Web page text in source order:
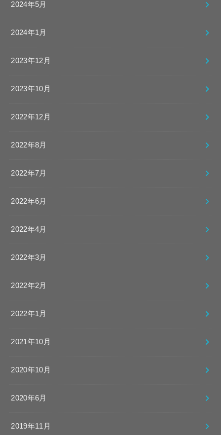
2024年5月
2024年1月
2023年12月
2023年10月
2022年12月
2022年8月
2022年7月
2022年6月
2022年4月
2022年3月
2022年2月
2022年1月
2021年10月
2020年10月
2020年6月
2019年11月